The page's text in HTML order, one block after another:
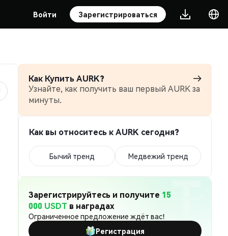
Войти Зарегистрироваться
Как Купить AURK?
Узнайте, как получить ваш первый AURK за
минуты.
Как вы относитесь к AURK сегодня?
Бычий тренд Медвежий тренд
Зарегистрируйтесь и получите 15
000 USDT в наградах
Ограниченное предложение ждёт вас!
Регистрация